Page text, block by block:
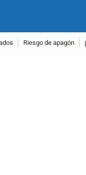
Riesgo de apagón